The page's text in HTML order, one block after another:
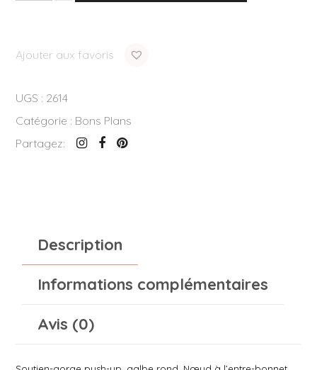
Ajouter aux favoris
UGS : 2614
Catégorie : Bons Plans
Partagez:
Description
Informations complémentaires
Avis (0)